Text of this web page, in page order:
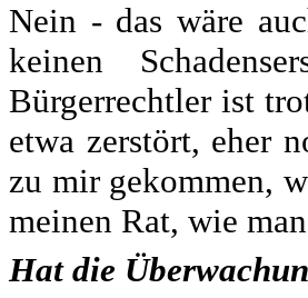
Nein - das wäre
keinen
Bürgerrechtler ist
etwa zerstört, eher
zu mir gekommen,
meinen Rat, wie
Hat die